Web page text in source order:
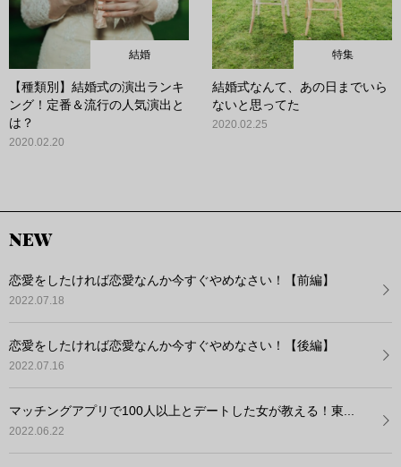
結婚
【種類別】結婚式の演出ランキ
ング！定番＆流行の人気演出と
は？
2020.02.20
特集
結婚式なんて、あの日までいら
ないと思ってた
2020.02.25
NEW
恋愛をしたければ恋愛なんか今すぐやめなさい！【前編】
2022.07.18
恋愛をしたければ恋愛なんか今すぐやめなさい！【後編】
2022.07.16
マッチングアプリで100人以上とデートした女が教える！東...
2022.06.22